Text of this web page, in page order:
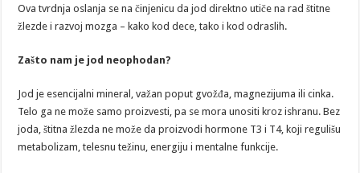
Ova tvrdnja oslanja se na činjenicu da jod direktno utiče na rad štitne
žlezde i razvoj mozga – kako kod dece, tako i kod odraslih.
Zašto nam je jod neophodan?
Jod je esencijalni mineral, važan poput gvožđa, magnezijuma ili cinka.
Telo ga ne može samo proizvesti, pa se mora unositi kroz ishranu. Bez
joda, štitna žlezda ne može da proizvodi hormone T3 i T4, koji regulišu
metabolizam, telesnu težinu, energiju i mentalne funkcije.